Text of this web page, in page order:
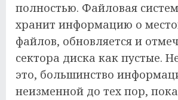
полностью. Файловая
хранит информацию о
файлов, обновляется и
сектора диска как пустые.
это, большинство
неизменной до тех пор,